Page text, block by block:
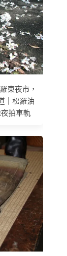
東夜市，
｜松羅油
拍車軌